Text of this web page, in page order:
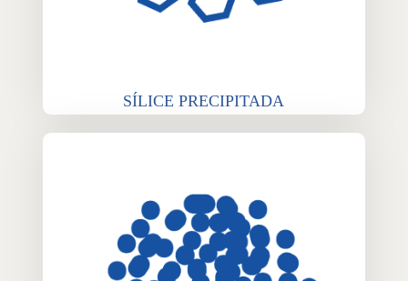
SÍLICE PRECIPITADA